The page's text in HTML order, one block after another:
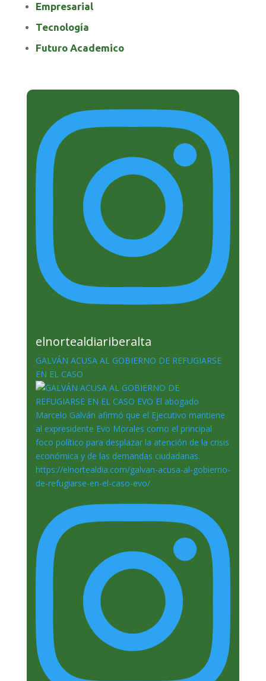
Empresarial
Tecnología
Futuro Academico
elnortealdiariberalta
GALVÁN ACUSA AL GOBIERNO DE REFUGIARSE
EN EL CASO